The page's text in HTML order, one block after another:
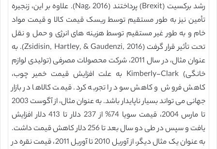
رشد برکسیت (Brexit) پرداختند (Nag، 2016). علاوه بر این، زنجیره
تأمین نیز به طور مستقیم توسط ریسک قیمت کالا و قیمت مواد
خام و به طور غیر مستقیم توسط هزینه های انرژی و حمل و نقل
تحت تأثیر قرار گرفت (Zsidisin, Hartley, & Gaudenzi, 2016). به
عنوان مثال، در سال 2011، شرکت محصولات مصرفی (تولیدی لوازم
خانگی) Kimberly-Clark به علت افزایش قیمت خمیر چوب،
کاهش فروش و کاهش سود را تجربه کرد. قیمت کالاها در بازار
جهانی می تواند بسیار ناپایدار باشد. به عنوان مثال، از آگوست 2003
تا مارس 2004، قیمت سویا 74% از 237 دلار تا 413 دلار افزایش
یافت و سپس در طی دو سال بعد تا 256 دلار کاهش قیمت داشت.
به عنوان یک مثال دیگر، از آوریل 2010 تا آوریل 2011، قیمت نقره در